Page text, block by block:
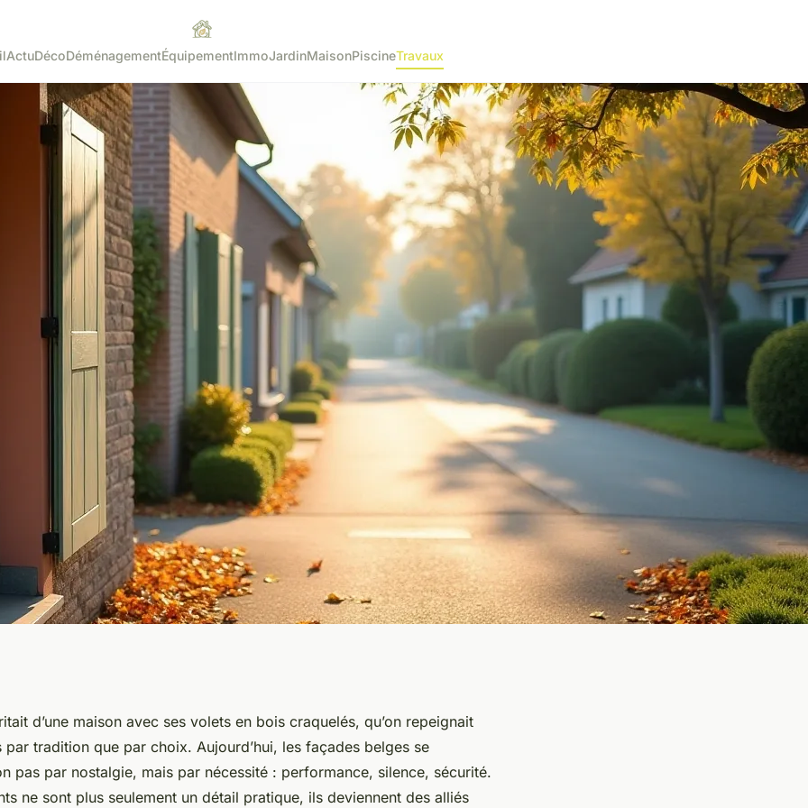
ActuDécoDéménagementÉquipementImmoJardinMaisonPiscineTravaux
Belgique :
d’une maison avec ses volets en bois craquelés, qu’on repeignait
par tradition que par choix. Aujourd’hui, les façades belges se
pas par nostalgie, mais par nécessité : performance, silence, sécurité.
ne sont plus seulement un détail pratique, ils deviennent des alliés